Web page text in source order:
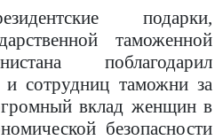
подарки,
таможенной
поблагодарил
сотрудниц таможни за
вклад женщин в
безопасности